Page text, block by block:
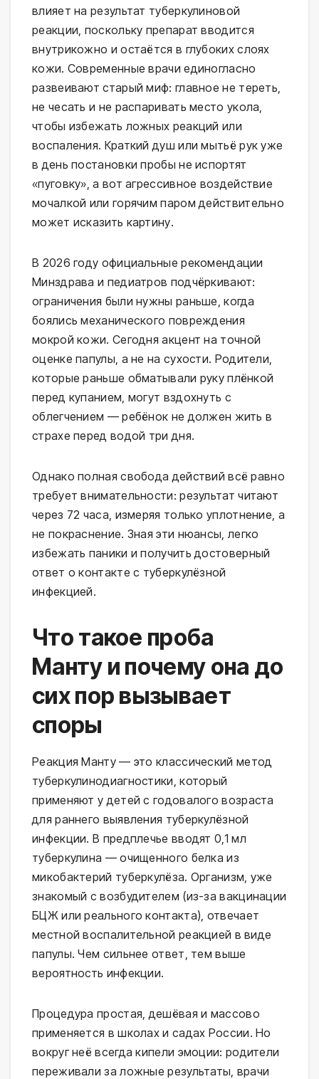
влияет на результат туберкулиновой
реакции, поскольку препарат вводится
внутрикожно и остаётся в глубоких слоях
кожи. Современные врачи единогласно
развеивают старый миф: главное не тереть,
не чесать и не распаривать место укола,
чтобы избежать ложных реакций или
воспаления. Краткий душ или мытьё рук уже
в день постановки пробы не испортят
«пуговку», а вот агрессивное воздействие
мочалкой или горячим паром действительно
может исказить картину.
В 2026 году официальные рекомендации
Минздрава и педиатров подчёркивают:
ограничения были нужны раньше, когда
боялись механического повреждения
мокрой кожи. Сегодня акцент на точной
оценке папулы, а не на сухости. Родители,
которые раньше обматывали руку плёнкой
перед купанием, могут вздохнуть с
облегчением — ребёнок не должен жить в
страхе перед водой три дня.
Однако полная свобода действий всё равно
требует внимательности: результат читают
через 72 часа, измеряя только уплотнение, а
не покраснение. Зная эти нюансы, легко
избежать паники и получить достоверный
ответ о контакте с туберкулёзной
инфекцией.
Что такое проба
Манту и почему она до
сих пор вызывает
споры
Реакция Манту — это классический метод
туберкулинодиагностики, который
применяют у детей с годовалого возраста
для раннего выявления туберкулёзной
инфекции. В предплечье вводят 0,1 мл
туберкулина — очищенного белка из
микобактерий туберкулёза. Организм, уже
знакомый с возбудителем (из-за вакцинации
БЦЖ или реального контакта), отвечает
местной воспалительной реакцией в виде
папулы. Чем сильнее ответ, тем выше
вероятность инфекции.
Процедура простая, дешёвая и массово
применяется в школах и садах России. Но
вокруг неё всегда кипели эмоции: родители
переживали за ложные результаты, врачи